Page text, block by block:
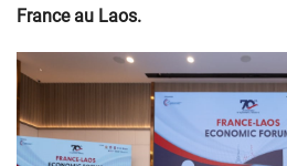
France au Laos.